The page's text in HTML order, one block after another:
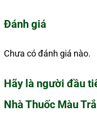
Đánh giá
Chưa có đánh giá nào.
Hãy là người đầu
Nhà Thuốc Màu